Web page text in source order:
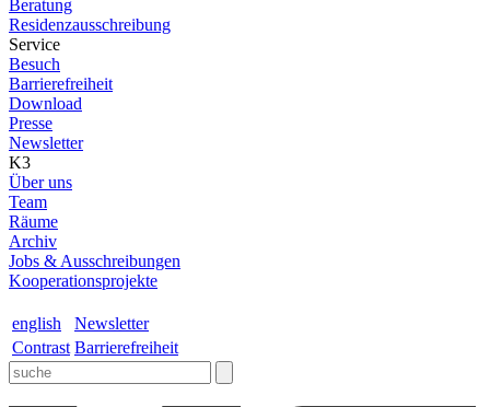
Beratung
Residenzausschreibung
Service
Besuch
Barrierefreiheit
Download
Presse
Newsletter
K3
Über uns
Team
Räume
Archiv
Jobs & Ausschreibungen
Kooperationsprojekte
english
Newsletter
Contrast Barrierefreiheit